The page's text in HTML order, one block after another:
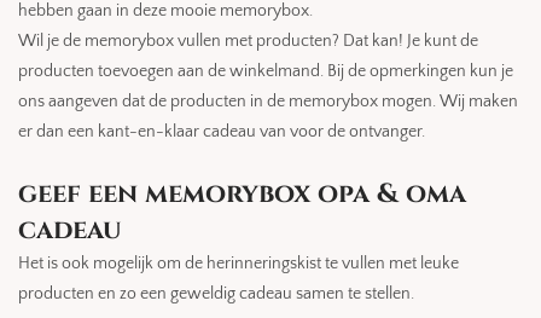
hebben gaan in deze mooie memorybox.
Wil je de memorybox vullen met producten? Dat kan! Je kunt de
producten toevoegen aan de winkelmand. Bij de opmerkingen kun je
ons aangeven dat de producten in de memorybox mogen. Wij maken
er dan een kant-en-klaar cadeau van voor de ontvanger.
geef een memorybox opa & oma
cadeau
Het is ook mogelijk om de herinneringskist te vullen met leuke
producten en zo een geweldig cadeau samen te stellen.